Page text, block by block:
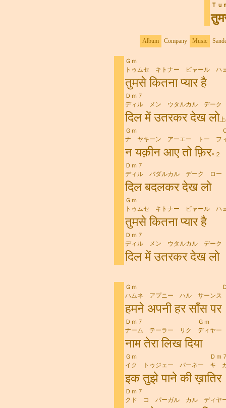
Ｔ
Album Company Music
Ｇｍ Ｃ
トゥムセ キトナー ピャール ハ
तुमसे कितना प्यार है
Ｄｍ７
ディル メン ウタルカル デーク
दिल में उतरकर देख लो
Ｇｍ Ｃ
ナ ヤキーン アーエー トー フ
न यक़ीन आए तो फ़िर×２
Ｄｍ７
ディル バダルカル デーク ロー
दिल बदलकर देख लो
Ｇｍ Ｃ
トゥムセ キトナー ピャール ハ
तुमसे कितना प्यार है
Ｄｍ７
ディル メン ウタルカル デーク
दिल में उतरकर देख लो
Ｇｍ Ｄｍ
ハムネ アプニー ハル サーンス
हमने अपनी हर साँस पर
Ｄｍ７ Ｇｍ
ナーム テーラー リク ディヤー
नाम तेरा लिख दिया
Ｇｍ Ｄｍ
イク トゥジェー パーネー キ カ
इक तुझे पाने की ख़ातिर
Ｄｍ７ Ｇ
クド コ パーガル カル ディヤ